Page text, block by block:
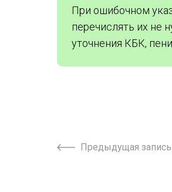
При ошибочном
перечислять их не
уточнения КБК,
Предыдущая запись